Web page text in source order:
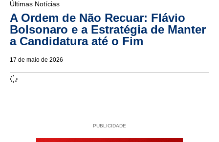
Últimas Notícias
A Ordem de Não Recuar: Flávio
Bolsonaro e a Estratégia de Manter
a Candidatura até o Fim
17 de maio de 2026
PUBLICIDADE